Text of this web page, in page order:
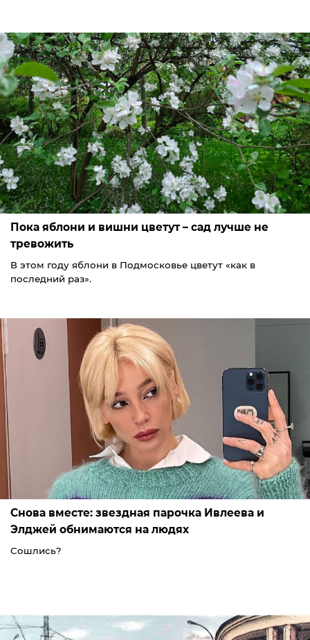
Пока яблони и вишни цветут – сад лучше не
тревожить
В этом году яблони в Подмосковье цветут «как в
последний раз».
Снова вместе: звездная парочка Ивлеева и
Элджей обнимаются на людях
Сошлись?